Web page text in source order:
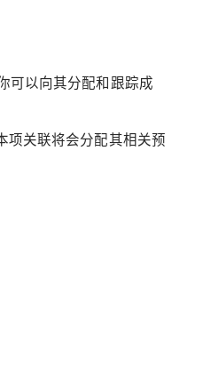
可以向其分配和跟踪成
项关联将会分配其相关预